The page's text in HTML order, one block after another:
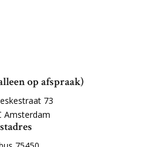
op afspraak)
73
Amsterdam